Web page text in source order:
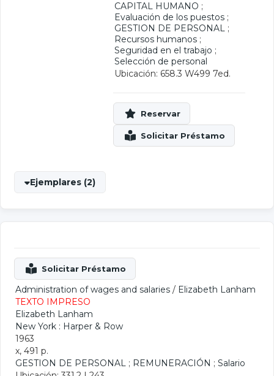
CAPITAL HUMANO ;
Evaluación de los puestos ;
GESTION DE PERSONAL ;
Recursos humanos ;
Seguridad en el trabajo ;
Selección de personal
Ubicación: 658.3 W499 7ed.
Ejemplares (2)
Administration of wages and salaries / Elizabeth Lanham
TEXTO IMPRESO
Elizabeth Lanham
New York : Harper & Row
1963
x, 491 p.
GESTION DE PERSONAL ; REMUNERACIÓN ; Salario